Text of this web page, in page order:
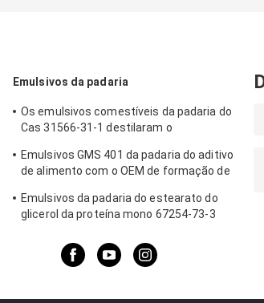
Emulsivos da padaria
Os emulsivos comestíveis da padaria do
Cas 31566-31-1 destilaram o
Emulsivos GMS 401 da padaria do aditivo
de alimento com o OEM de formação de
Emulsivos da padaria do estearato do
glicerol da proteína mono 67254-73-3